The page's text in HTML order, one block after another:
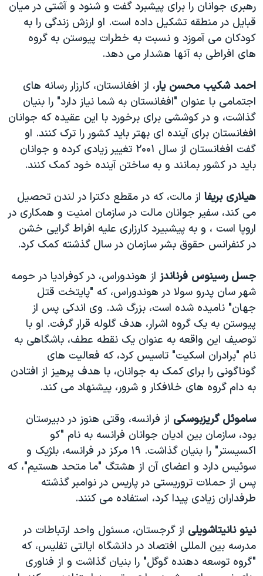
رهبری جوانان را برای پیشبرد گفت و شنود و آشتی در میان
قبایل در منطقه تشکیل داده است. او ارزش زندگی را به
کودکان می آموزد و نسبت به خطرات پیوستن به گروه
های افراطی به آنها هشدار می دهد.
احمد شکیب محسن یار، از افغانستان، کارزار رسانه های
اجتمامی با عنوان "افغانستان به شما نیاز دارد" را بنیان
گذاشت، و در کوششی برای برخورد با این عقیده که جوانان
افغانستان برای آینده ای بهتر باید کشور را ترک کنند. او
گفت افغانستان از سال ۲۰۰۱ تغییر زیادی کرده و جوانان
باید در کشور بمانند و به ساختن آینده خود کمک کنند.
هیلاری بریفا از مالت، که در مقطع دکترا در لندن تحصیل
می کند، سفیر جوانان مالت در سازمان امنیت و همکاری در
اروپا است ، و به پیشبیرد کارزاری علیه افراط گرایی خشن
در کنفرانس حقوق بشر سازمان در سال گذشته کمک کرد.
جسل رسینوس فرناندز از هوندوراس، در کوفرادیا در حومه
شهر سان پدرو سولا در هوندوراس، که "پایتخت قتل
جهان" نامیده شده است، بزرگ شد. وی اندکی پس از
پیوستن به یک گروه اشرار، هدف گلوله قرار گرفت. او با
توصیف این واقعه به عنوان یک نقطه عطف، باشگاهی به
نام "برادران اسکیت" تاسیس کرد، که فعالیت های
گوناگونی را برای کمک به جوانان، با هدف پرهیز از افتادن
به دام گروه های خلافکار و شرور، پیشنهاد می کند.
ساموئل گریزبوسکی از فرانسه، وقتی هنوز در دبیرستان
بود، سازمان بین ادیان جوانان فرانسه به نام "کو
اکسیستر" را بنیان گذاشت. ۱۹ مرکز در فرانسه، بلژیک و
سوئیس دارد و اعضای آن از هشتگ "ما متحد هستیم"، که
پس از حملات تروریستی در پاریس در نوامبر گذشته
طرفداران زیادی پیدا کرد، استفاده می کنند.
نینو نانیتاشویلی از گرجستان، مسئول واحد ارتباطات در
مدرسه بین المللی افتصاد در دانشگاه ایالتی تفلیس، که
"گروه توسعه دهنده گوگل" را بنیان گذاشت و از فناوری